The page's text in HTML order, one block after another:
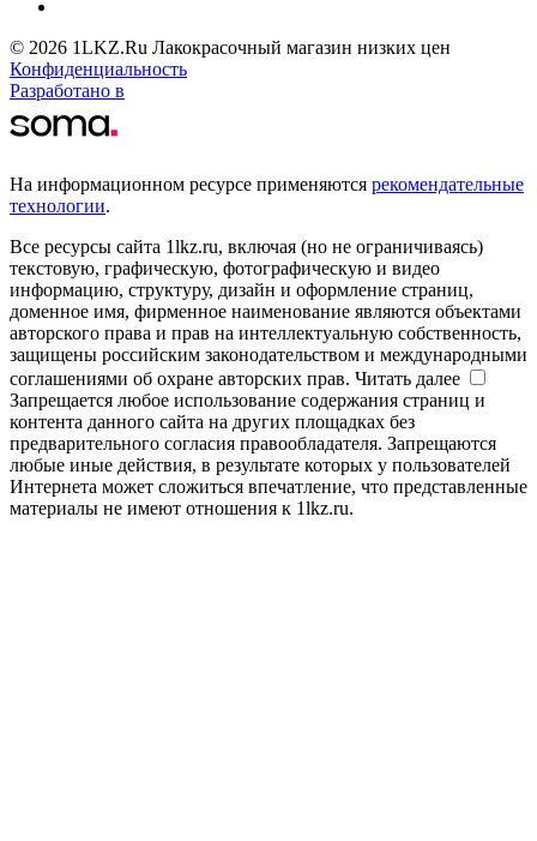
© 2026 1LKZ.Ru Лакокрасочный магазин низких цен
Конфиденциальность
Разработано в
На информационном ресурсе применяются рекомендательные
технологии.
Все ресурсы сайта 1lkz.ru, включая (но не ограничиваясь)
текстовую, графическую, фотографическую и видео
информацию, структуру, дизайн и оформление страниц,
доменное имя, фирменное наименование являются объектами
авторского права и прав на интеллектуальную собственность,
защищены российским законодательством и международными
соглашениями об охране авторских прав. Читать далее
Запрещается любое использование содержания страниц и
контента данного сайта на других площадках без
предварительного согласия правообладателя. Запрещаются
любые иные действия, в результате которых у пользователей
Интернета может сложиться впечатление, что представленные
материалы не имеют отношения к 1lkz.ru.